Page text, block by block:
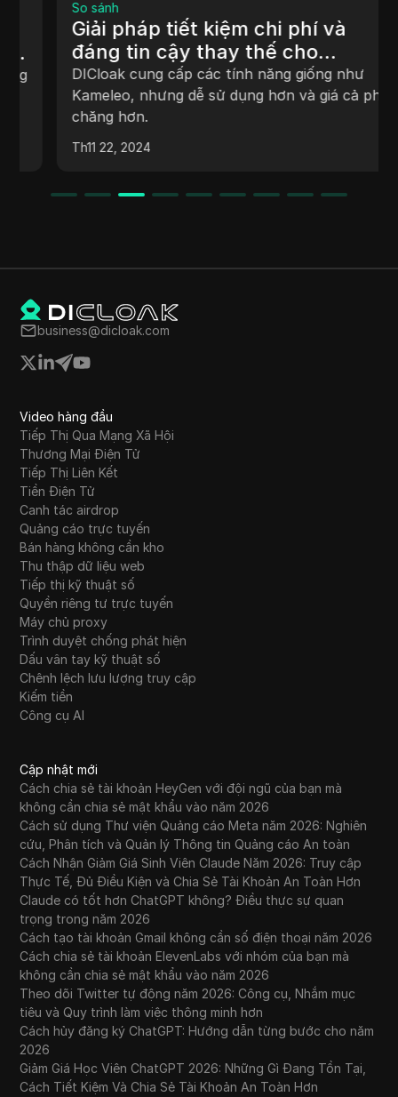
So sánh
Giải pháp tiết kiệm chi phí và
đáng tin cậy thay thế cho
Kameleo
DICloak cung cấp các tính năng giống như
Kameleo, nhưng dễ sử dụng hơn và giá cả phải
chăng hơn.
Th11 22, 2024
business@dicloak.com
Video hàng đầu
Tiếp Thị Qua Mạng Xã Hội
Thương Mại Điện Tử
Tiếp Thị Liên Kết
Tiền Điện Tử
Canh tác airdrop
Quảng cáo trực tuyến
Bán hàng không cần kho
Thu thập dữ liệu web
Tiếp thị kỹ thuật số
Quyền riêng tư trực tuyến
Máy chủ proxy
Trình duyệt chống phát hiện
Dấu vân tay kỹ thuật số
Chênh lệch lưu lượng truy cập
Kiếm tiền
Công cụ AI
Cập nhật mới
Cách chia sẻ tài khoản HeyGen với đội ngũ của bạn mà
không cần chia sẻ mật khẩu vào năm 2026
Cách sử dụng Thư viện Quảng cáo Meta năm 2026: Nghiên
cứu, Phân tích và Quản lý Thông tin Quảng cáo An toàn
Cách Nhận Giảm Giá Sinh Viên Claude Năm 2026: Truy cập
Thực Tế, Đủ Điều Kiện và Chia Sẻ Tài Khoản An Toàn Hơn
Claude có tốt hơn ChatGPT không? Điều thực sự quan
trọng trong năm 2026
Cách tạo tài khoản Gmail không cần số điện thoại năm 2026
Cách chia sẻ tài khoản ElevenLabs với nhóm của bạn mà
không cần chia sẻ mật khẩu vào năm 2026
Theo dõi Twitter tự động năm 2026: Công cụ, Nhắm mục
tiêu và Quy trình làm việc thông minh hơn
Cách hủy đăng ký ChatGPT: Hướng dẫn từng bước cho năm
2026
Giảm Giá Học Viên ChatGPT 2026: Những Gì Đang Tồn Tại,
Cách Tiết Kiệm Và Chia Sẻ Tài Khoản An Toàn Hơn